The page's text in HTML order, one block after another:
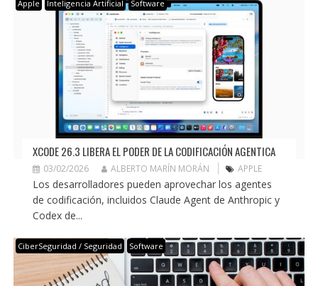
Apple Inteligencia Artificial Software
XCODE 26.3 LIBERA EL PODER DE LA CODIFICACIÓN AGENTICA
03/02/2026 ALBERTO MARÍN MORÁN APPLE
Los desarrolladores pueden aprovechar los agentes
de codificación, incluidos Claude Agent de Anthropic y
Codex de...
CiberSeguridad / Seguridad Software